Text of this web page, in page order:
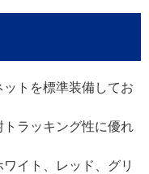
トを標準装備してお
ラッキング性に優れ
イト、レッド、グリ